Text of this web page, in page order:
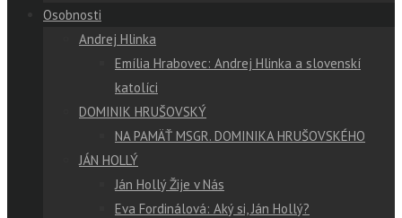
Osobnosti
Andrej Hlinka
Emília Hrabovec: Andrej Hlinka a slovenskí
katolíci
DOMINIK HRUŠOVSKÝ
NA PAMÄŤ MSGR. DOMINIKA HRUŠOVSKÉHO
JÁN HOLLÝ
Ján Hollý Žije v Nás
Eva Fordinálová: Aký si, Ján Hollý?